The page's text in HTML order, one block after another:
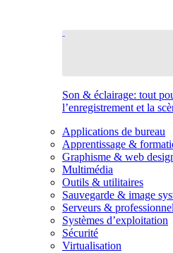
Son & éclairage: tout
l’enregistrement et la
Applications de bureau
Apprentissage &
Graphisme & web
Multimédia
Outils & utilitaires
Sauvegarde & image
Serveurs &
Systèmes d’exploitation
Sécurité
Virtualisation